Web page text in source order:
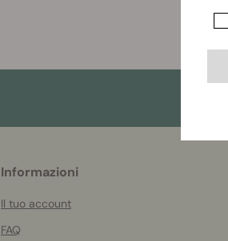
Informazioni
Il tuo account
FAQ